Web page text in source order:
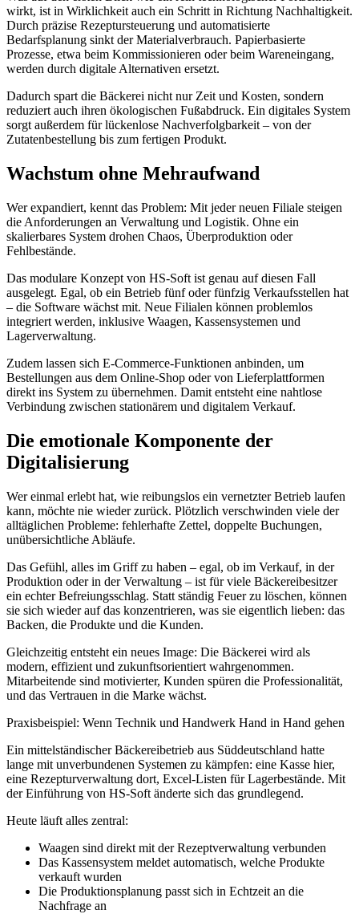
wirkt, ist in Wirklichkeit auch ein Schritt in Richtung Nachhaltigkeit.
Durch präzise Rezeptursteuerung und automatisierte
Bedarfsplanung sinkt der Materialverbrauch. Papierbasierte
Prozesse, etwa beim Kommissionieren oder beim Wareneingang,
werden durch digitale Alternativen ersetzt.
Dadurch spart die Bäckerei nicht nur Zeit und Kosten, sondern
reduziert auch ihren ökologischen Fußabdruck. Ein digitales System
sorgt außerdem für lückenlose Nachverfolgbarkeit – von der
Zutatenbestellung bis zum fertigen Produkt.
Wachstum ohne Mehraufwand
Wer expandiert, kennt das Problem: Mit jeder neuen Filiale steigen
die Anforderungen an Verwaltung und Logistik. Ohne ein
skalierbares System drohen Chaos, Überproduktion oder
Fehlbestände.
Das modulare Konzept von HS-Soft ist genau auf diesen Fall
ausgelegt. Egal, ob ein Betrieb fünf oder fünfzig Verkaufsstellen hat
– die Software wächst mit. Neue Filialen können problemlos
integriert werden, inklusive Waagen, Kassensystemen und
Lagerverwaltung.
Zudem lassen sich E-Commerce-Funktionen anbinden, um
Bestellungen aus dem Online-Shop oder von Lieferplattformen
direkt ins System zu übernehmen. Damit entsteht eine nahtlose
Verbindung zwischen stationärem und digitalem Verkauf.
Die emotionale Komponente der
Digitalisierung
Wer einmal erlebt hat, wie reibungslos ein vernetzter Betrieb laufen
kann, möchte nie wieder zurück. Plötzlich verschwinden viele der
alltäglichen Probleme: fehlerhafte Zettel, doppelte Buchungen,
unübersichtliche Abläufe.
Das Gefühl, alles im Griff zu haben – egal, ob im Verkauf, in der
Produktion oder in der Verwaltung – ist für viele Bäckereibesitzer
ein echter Befreiungsschlag. Statt ständig Feuer zu löschen, können
sie sich wieder auf das konzentrieren, was sie eigentlich lieben: das
Backen, die Produkte und die Kunden.
Gleichzeitig entsteht ein neues Image: Die Bäckerei wird als
modern, effizient und zukunftsorientiert wahrgenommen.
Mitarbeitende sind motivierter, Kunden spüren die Professionalität,
und das Vertrauen in die Marke wächst.
Praxisbeispiel: Wenn Technik und Handwerk Hand in Hand gehen
Ein mittelständischer Bäckereibetrieb aus Süddeutschland hatte
lange mit unverbundenen Systemen zu kämpfen: eine Kasse hier,
eine Rezepturverwaltung dort, Excel-Listen für Lagerbestände. Mit
der Einführung von HS-Soft änderte sich das grundlegend.
Heute läuft alles zentral:
Waagen sind direkt mit der Rezeptverwaltung verbunden
Das Kassensystem meldet automatisch, welche Produkte
verkauft wurden
Die Produktionsplanung passt sich in Echtzeit an die
Nachfrage an